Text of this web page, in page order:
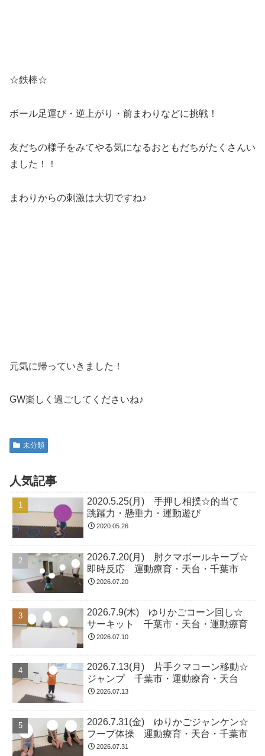
☆鉄棒☆
ボール足運び・逆上がり・前まわりなどに挑戦！
友だちの様子をみてやる気になるおともだちがたくさんい
ました！！
まわりからの刺激は大切ですね♪
元気に帰っていきました！
GW楽しく過ごしてくださいね♪
未分類
人気記事
2020.5.25(月) 手押し相撲☆的当て
跳躍力・懸垂力・運動遊び
2020.05.26
2026.7.20(月) 肘クマボールキープ☆
即時反応 運動療育・天台・千葉市
2026.07.20
2026.7.9(木) ゆりかごコーン回し☆
サーキット 千葉市・天台・運動療育
2026.07.10
2026.7.13(月) 片手クマコーン移動☆
ジャンプ 千葉市・運動療育・天台
2026.07.13
2026.7.31(金) ゆりかごジャンケン☆
フープ体操 運動療育・天台・千葉市
2026.07.31